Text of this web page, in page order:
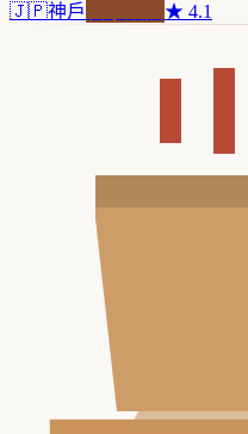
🇯🇵神戶 ★ 4.1